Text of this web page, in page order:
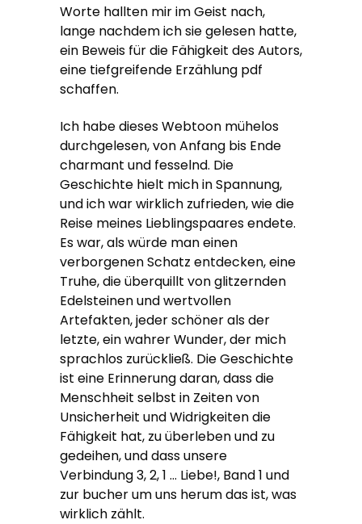
Worte hallten mir im Geist nach,
lange nachdem ich sie gelesen hatte,
ein Beweis für die Fähigkeit des Autors,
eine tiefgreifende Erzählung pdf
schaffen.
Ich habe dieses Webtoon mühelos
durchgelesen, von Anfang bis Ende
charmant und fesselnd. Die
Geschichte hielt mich in Spannung,
und ich war wirklich zufrieden, wie die
Reise meines Lieblingspaares endete.
Es war, als würde man einen
verborgenen Schatz entdecken, eine
Truhe, die überquillt von glitzernden
Edelsteinen und wertvollen
Artefakten, jeder schöner als der
letzte, ein wahrer Wunder, der mich
sprachlos zurückließ. Die Geschichte
ist eine Erinnerung daran, dass die
Menschheit selbst in Zeiten von
Unsicherheit und Widrigkeiten die
Fähigkeit hat, zu überleben und zu
gedeihen, und dass unsere
Verbindung 3, 2, 1 … Liebe!, Band 1 und
zur bucher um uns herum das ist, was
wirklich zählt.